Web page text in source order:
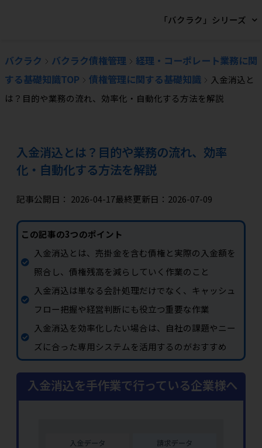
「バクラク」シリーズ
バクラク バクラク債権管理
経理・コーポレート業務に関
する基礎知識TOP
債権管理に関する基礎知識
入金消込と
は？目的や業務の流れ、効率化・自動化する方法を解説
入金消込とは？目的や業務の流れ、効率
化・自動化する方法を解説
記事公開日： 2026-04-17最終更新日：2026-07-09
この記事の3つのポイント
入金消込とは、売掛金を含む債権と実際の入金額を
照合し、債権残高を減らしていく作業のこと
入金消込は単なる会計処理だけでなく、キャッシュ
フロー把握や経営判断にも役立つ重要な作業
入金消込を効率化したい場合は、自社の課題やニー
ズに合った専用システムを活用するのがおすすめ
入金消込を手作業で行っている企業様へ